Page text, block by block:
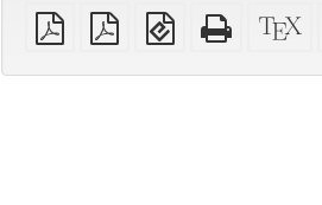
обичен
PDF
А4
PDF
EPUB
(за
Целосен
HTML